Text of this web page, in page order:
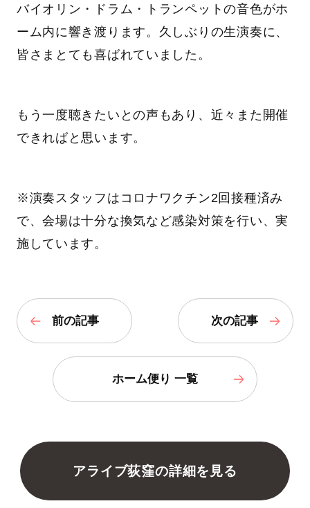
バイオリン・ドラム・トランペットの音色がホ
ーム内に響き渡ります。久しぶりの生演奏に、
皆さまとても喜ばれていました。
もう一度聴きたいとの声もあり、近々また開催
できればと思います。
※演奏スタッフはコロナワクチン2回接種済み
で、会場は十分な換気など感染対策を行い、実
施しています。
前の記事 次の記事
ホーム便り 一覧
アライブ荻窪の詳細を見る